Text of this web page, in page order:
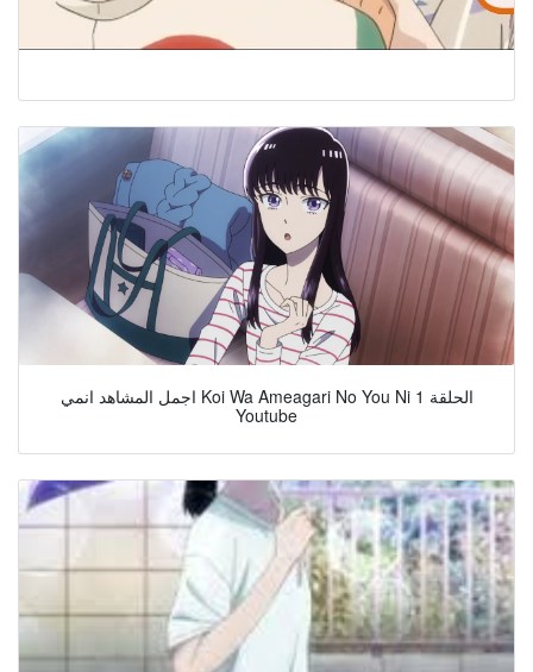
اجمل المشاهد انمي Koi Wa Ameagari No You Ni الحلقة 1
Youtube